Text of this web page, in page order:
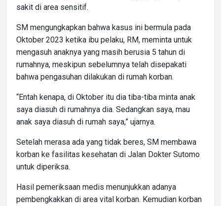
sakit di area sensitif.
SM mengungkapkan bahwa kasus ini bermula pada
Oktober 2023 ketika ibu pelaku, RM, meminta untuk
mengasuh anaknya yang masih berusia 5 tahun di
rumahnya, meskipun sebelumnya telah disepakati
bahwa pengasuhan dilakukan di rumah korban.
“Entah kenapa, di Oktober itu dia tiba-tiba minta anak
saya diasuh di rumahnya dia. Sedangkan saya, mau
anak saya diasuh di rumah saya,” ujarnya.
Setelah merasa ada yang tidak beres, SM membawa
korban ke fasilitas kesehatan di Jalan Dokter Sutomo
untuk diperiksa.
Hasil pemeriksaan medis menunjukkan adanya
pembengkakkan di area vital korban. Kemudian korban